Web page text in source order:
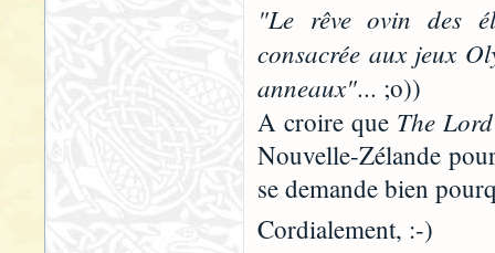
"Le rêve ovin des
consacrée aux jeux
anneaux"... ;o))
A croire que The
Nouvelle-Zélande
se demande bien
Cordialement, :-)